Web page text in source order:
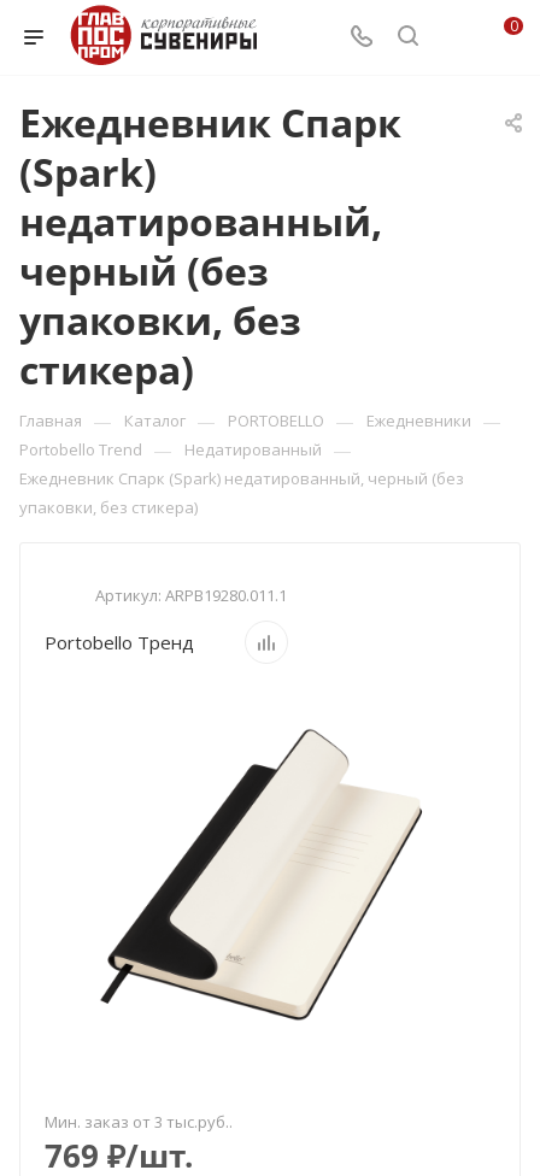
0
Ежедневник Спарк
(Spark)
недатированный,
черный (без
упаковки, без
стикера)
Главная — Каталог — PORTOBELLO — Ежедневники —
Portobello Trend — Недатированный —
Ежедневник Спарк (Spark) недатированный, черный (без
упаковки, без стикера)
Артикул: ARPB19280.011.1
Portobello Тренд
Мин. заказ от 3 тыс.руб..
769 ₽/шт.